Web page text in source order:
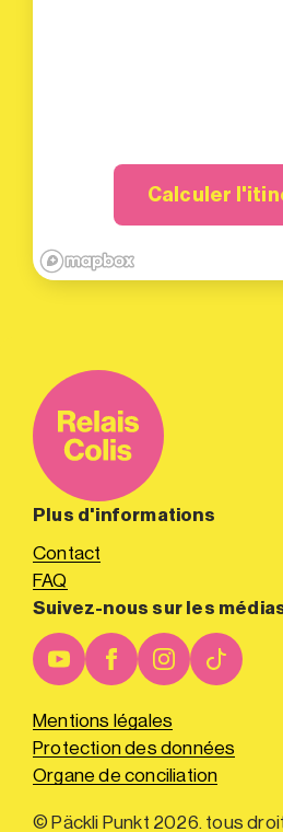
Calculer
Plus d'informations
Contact
FAQ
Suivez-nous sur les
Mentions légales
Protection des données
Organe de conciliation
© Päckli Punkt 2026. tous